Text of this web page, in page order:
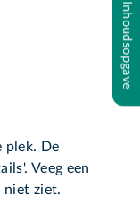
plek. De
Veeg een
niet ziet.
Inhoudsopgave